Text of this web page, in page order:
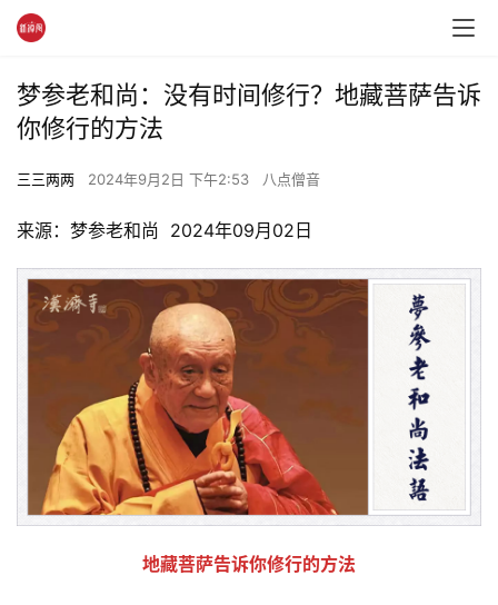
梦参老和尚：没有时间修行？地藏菩萨告诉
你修行的方法
三三两两 2024年9月2日 下午2:53 八点僧音
来源：梦参老和尚  2024年09月02日
地藏菩萨告诉你修行的方法